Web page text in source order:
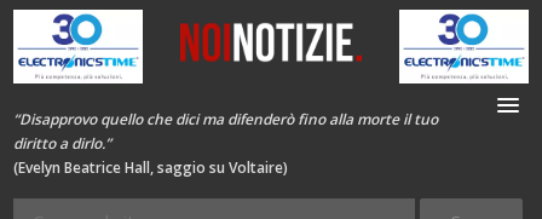
“Disapprovo quello che dici ma difenderò fino alla morte il tuo
diritto a dirlo.”
(Evelyn Beatrice Hall, saggio su Voltaire)